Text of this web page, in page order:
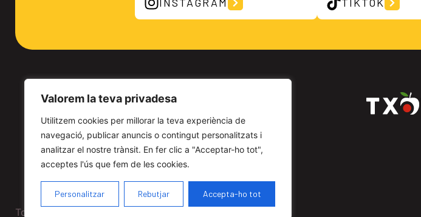
Valorem la teva privadesa
Utilitzem cookies per millorar la teva experiència de
navegació, publicar anuncis o contingut personalitzats i
analitzar el nostre trànsit. En fer clic a "Acceptar-ho tot",
acceptes l'ús que fem de les cookies.
Personalitzar Rebutjar Accepta-ho tot
TXOTS
Take away
Treballa amb nosaltres
Àrea treballadors
Canal Denúncies
Tots els drets reservats a Txots Sidreria · 2026